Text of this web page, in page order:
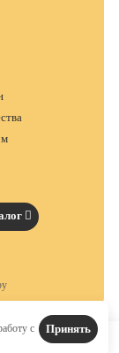
с
Принять